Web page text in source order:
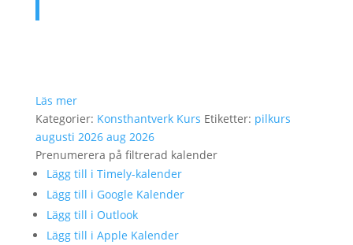
Läs mer
Kategorier: Konsthantverk Kurs Etiketter: pilkurs
augusti 2026 aug 2026
Prenumerera på filtrerad kalender
Lägg till i Timely-kalender
Lägg till i Google Kalender
Lägg till i Outlook
Lägg till i Apple Kalender